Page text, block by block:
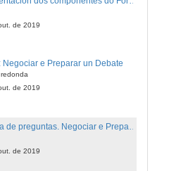
de 2019
Negociar e Preparar un Debate
de 2019
de 2019